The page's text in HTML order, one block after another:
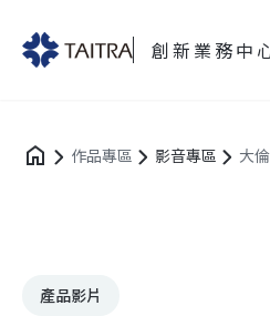
創新業務中
作品專區 影音專區 大
產品影片